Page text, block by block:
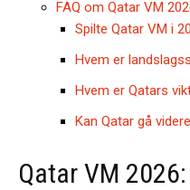
FAQ om Qatar VM
Spilte Qatar VM i
Hvem er
Hvem er Qatars
Kan Qatar gå
Qatar VM